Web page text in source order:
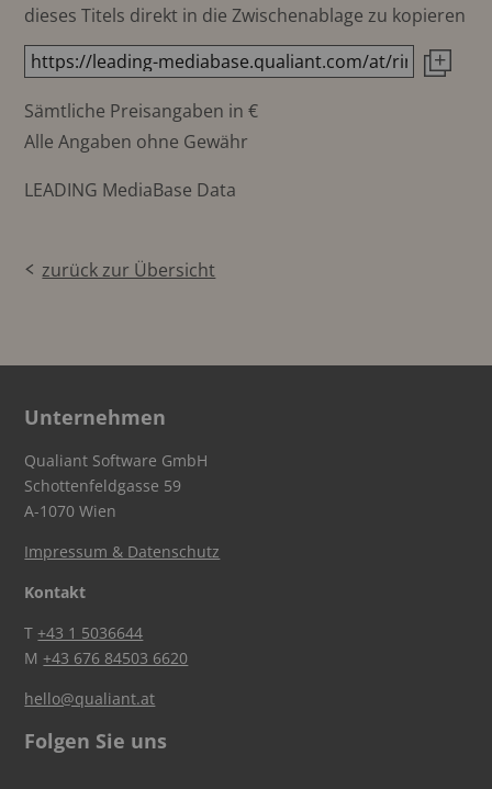
dieses Titels direkt in die Zwischenablage zu kopieren
Sämtliche Preisangaben in €
Alle Angaben ohne Gewähr
LEADING MediaBase Data
zurück zur Übersicht
Unternehmen
Qualiant Software GmbH
Schottenfeldgasse 59
A-1070 Wien
Impressum & Datenschutz
Kontakt
T+43 1 5036644
M+43 676 84503 6620
hello@qualiant.at
Folgen Sie uns